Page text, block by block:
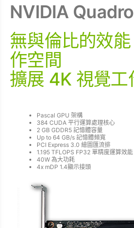
NVIDIA
無與倫比的效能
作空間
擴展 4K 視覺工
Pascal GPU 架構
384 CUDA 平行運算處理核心
2 GB GDDR5 記憶體容量
Up to 64 GB/s 記憶體頻寬
PCI Express 3.0 繪圖匯流排
1.195 TFLOPS FP32 單精度運算效能
40W 為大功耗
4x mDP 1.4顯示接頭